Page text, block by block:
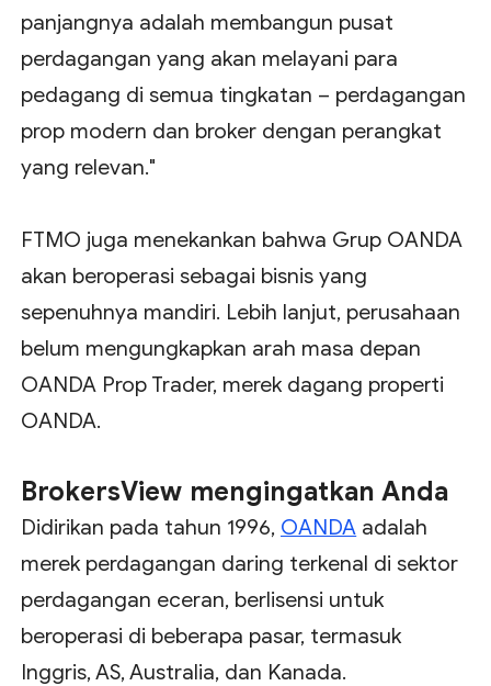
panjangnya adalah membangun pusat
perdagangan yang akan melayani para
pedagang di semua tingkatan – perdagangan
prop modern dan broker dengan perangkat
yang relevan."
FTMO juga menekankan bahwa Grup OANDA
akan beroperasi sebagai bisnis yang
sepenuhnya mandiri. Lebih lanjut, perusahaan
belum mengungkapkan arah masa depan
OANDA Prop Trader, merek dagang properti
OANDA.
BrokersView mengingatkan Anda
Didirikan pada tahun 1996, OANDA adalah
merek perdagangan daring terkenal di sektor
perdagangan eceran, berlisensi untuk
beroperasi di beberapa pasar, termasuk
Inggris, AS, Australia, dan Kanada.